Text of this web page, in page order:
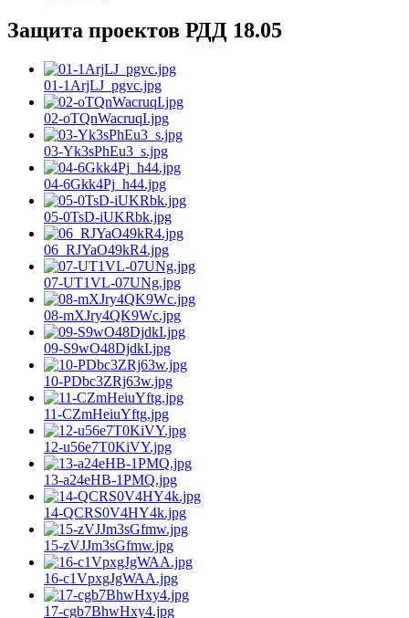
Защита проектов РДД 18.05
01-1ArjLJ_pgvc.jpg
02-oTQnWacruqI.jpg
03-Yk3sPhEu3_s.jpg
04-6Gkk4Pj_h44.jpg
05-0TsD-iUKRbk.jpg
06_RJYaO49kR4.jpg
07-UT1VL-07UNg.jpg
08-mXJry4QK9Wc.jpg
09-S9wO48DjdkI.jpg
10-PDbc3ZRj63w.jpg
11-CZmHeiuYftg.jpg
12-u56e7T0KiVY.jpg
13-a24eHB-1PMQ.jpg
14-QCRS0V4HY4k.jpg
15-zVJJm3sGfmw.jpg
16-c1VpxgJgWAA.jpg
17-cgb7BhwHxy4.jpg